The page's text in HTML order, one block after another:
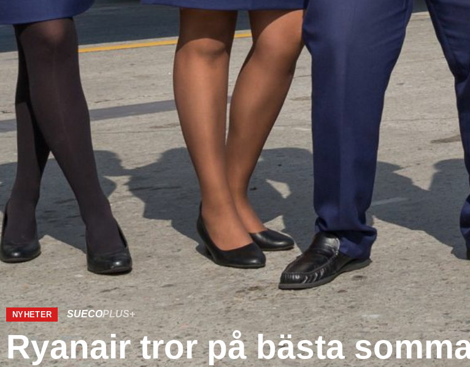
NYHETER SUECOPLUS+
Ryanair tror på bästa